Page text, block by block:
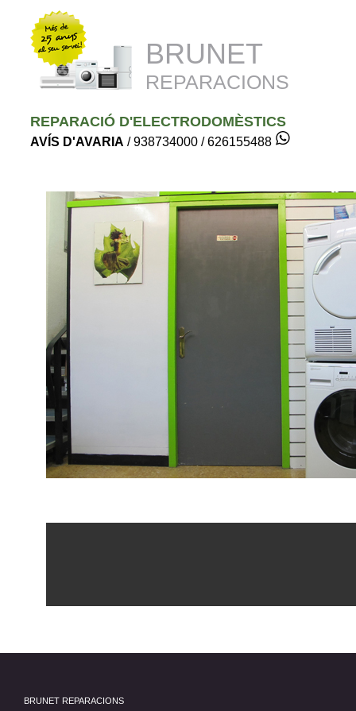
BRUNET
REPARACIONS
REPARACIÓ D'ELECTRODOMÈSTICS
AVÍS D'AVARIA / 938734000 / 626155488
BRUNET REPARACIONS